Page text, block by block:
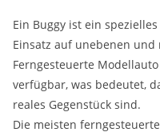
Ein Buggy ist ein
Einsatz auf unebenen
Ferngesteuerte
verfügbar, was bedeutet,
reales Gegenstück sind.
Die meisten